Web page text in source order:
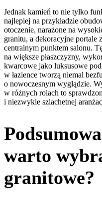
Jednak kamień to nie tylko
najlepiej na przykładzie
otoczenie, narażone na
granitu, a dekoracyjne portale
centralnym punktem salonu.
na większe płaszczyzny,
kwarcowe jako luksusowe
w łazience tworzą niemal
o nowoczesnym wyglądzie.
w różnych rolach to
i niezwykle szlachetnej
warto
granitowe?